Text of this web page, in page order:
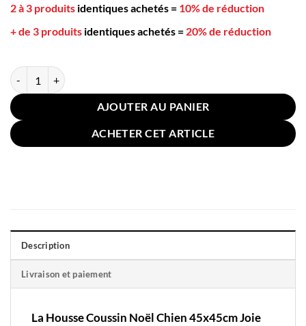
2 à 3 produits identiques achetés = 10% de réduction
+ de 3 produits identiques achetés = 20% de réduction
quantité de Housse Coussin Noël Chien 45x45cm Joie de la Saison
AJOUTER AU PANIER
ACHETER CET ARTICLE
Description
Livraison et paiement
La Housse Coussin Noël Chien 45x45cm Joie